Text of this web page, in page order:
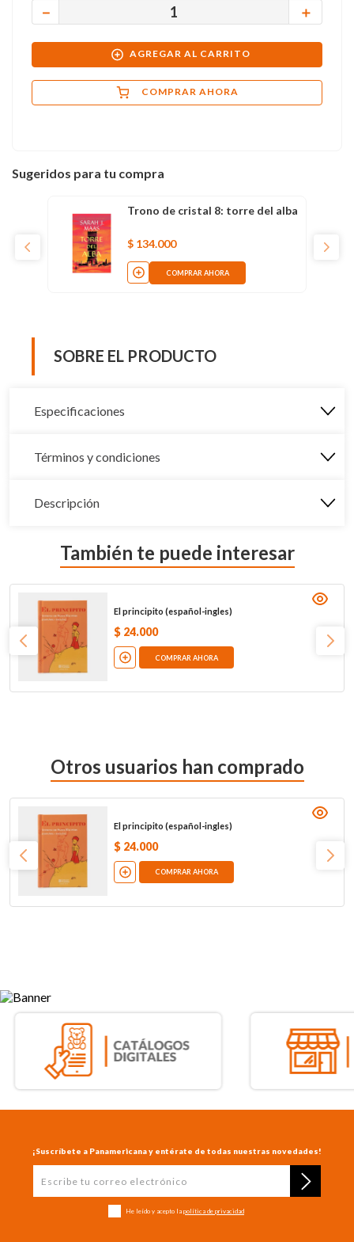
＋
－
AGREGAR AL CARRITO
COMPRAR AHORA
Sugeridos para tu compra
Trono de cristal 8: torre del alba
$ 134.000
COMPRAR AHORA
SOBRE EL PRODUCTO
Especificaciones
Términos y condiciones
Descripción
También te puede interesar
El principito (español-ingles)
$ 24.000
COMPRAR AHORA
Otros usuarios han comprado
El principito (español-ingles)
$ 24.000
COMPRAR AHORA
¡Suscríbete a Panamericana y entérate de todas nuestras novedades!
He leído y acepto la política de privacidad